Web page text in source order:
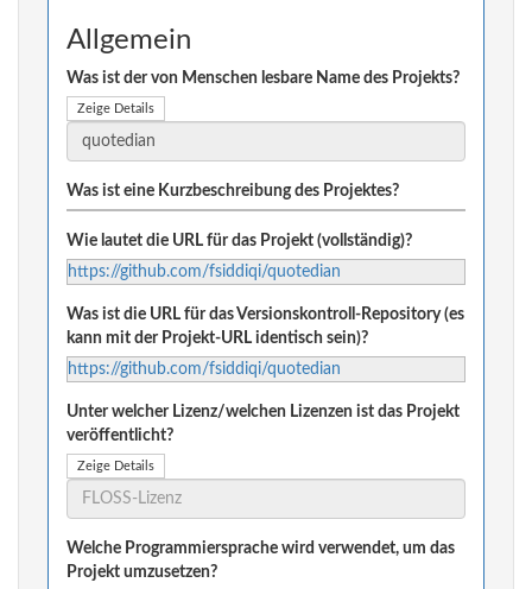
Allgemein
Was ist der von Menschen lesbare Name des Projekts?
Zeige Details
Was ist eine Kurzbeschreibung des Projektes?
Wie lautet die URL für das Projekt (vollständig)?
https://github.com/fsiddiqi/quotedian
Was ist die URL für das Versionskontroll-Repository (es
kann mit der Projekt-URL identisch sein)?
https://github.com/fsiddiqi/quotedian
Unter welcher Lizenz/welchen Lizenzen ist das Projekt
veröffentlicht?
Zeige Details
Welche Programmiersprache wird verwendet, um das
Projekt umzusetzen?